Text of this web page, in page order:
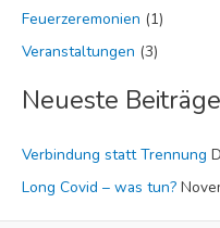
n
a
h
Feuerzeremonien (1)
Veranstaltungen (3)
Neueste Beiträge
Verbindung statt Trennung
Long Covid – was tun?